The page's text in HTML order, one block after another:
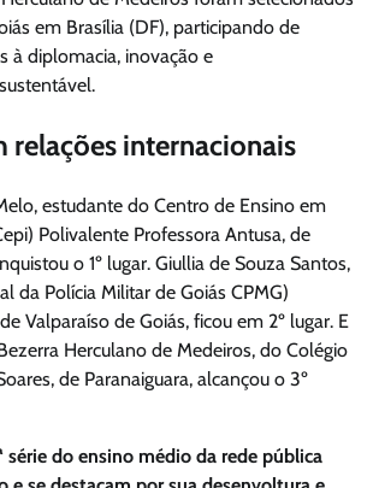
em Brasília (DF), participando de
à diplomacia, inovação e
relações internacionais
estudante do Centro de Ensino em
Polivalente Professora Antusa, de
o 1º lugar. Giullia de Souza Santos,
da Polícia Militar de Goiás CPMG)
Valparaíso de Goiás, ficou em 2º lugar. E
Herculano de Medeiros, do Colégio
de Paranaiguara, alcançou o 3º
série do ensino médio da rede pública